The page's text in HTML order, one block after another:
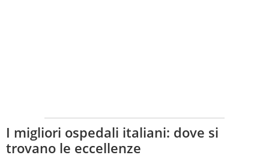
I migliori ospedali italiani: dove si
trovano le eccellenze